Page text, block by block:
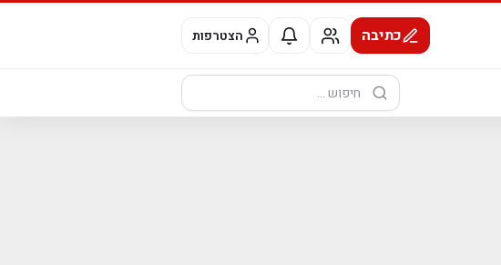
כתיבה הצטרפות
חיפוש: